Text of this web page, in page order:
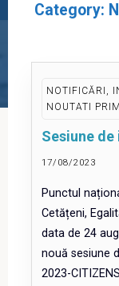
Category:
NOTIFICĂRI,
NOUTATI
Sesiune de
17/08/2023
Punctul
Cetățeni,
data de 24
nouă sesiune
2023-